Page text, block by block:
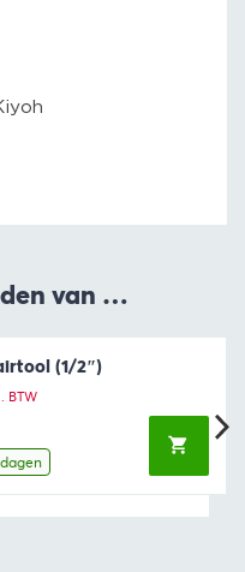
van …
(1/2″)
BTW